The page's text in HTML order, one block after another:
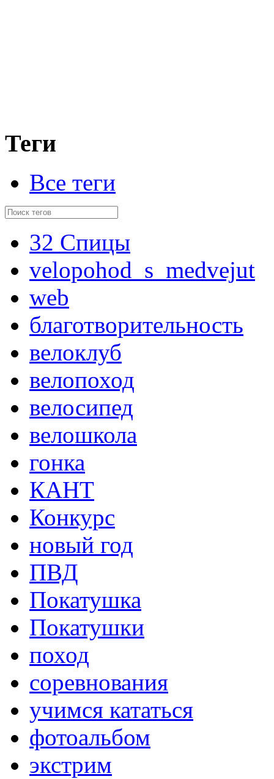
Теги
Все теги
32 Спицы
velopohod_s_medvejut
web
благотворительность
велоклуб
велопоход
велосипед
велошкола
гонка
КАНТ
Конкурс
новый год
ПВД
Покатушка
Покатушки
поход
соревнования
учимся кататься
фотоальбом
экстрим